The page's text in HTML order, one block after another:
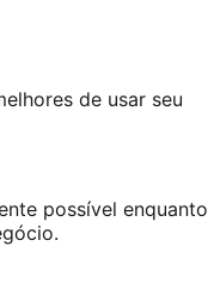
de usar seu
possível enquanto